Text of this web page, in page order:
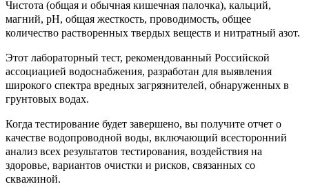
Чистота (общая и обычная кишечная палочка), кальций,
магний, pH, общая жесткость, проводимость, общее
количество растворенных твердых веществ и нитратный азот.
Этот лабораторный тест, рекомендованный Российской
ассоциацией водоснабжения, разработан для выявления
широкого спектра вредных загрязнителей, обнаруженных в
грунтовых водах.
Когда тестирование будет завершено, вы получите отчет о
качестве водопроводной воды, включающий всесторонний
анализ всех результатов тестирования, воздействия на
здоровье, вариантов очистки и рисков, связанных со
скважиной.